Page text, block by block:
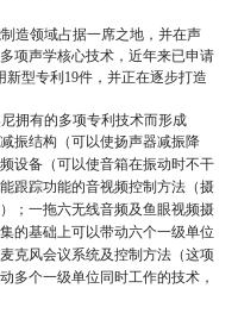
造领域占据一席之地，并在声
项声学核心技术，近年来已申请
型专利19件，并正在逐步打造
拥有的多项专利技术而形成
振结构 （可以使扬声器减振降
设备 （可以使音箱在振动时不干
跟踪功能的音视频控制方法 （摄
； 一拖六无线音频及鱼眼视频摄
的基础上可以带动六个一级单位
克风会议系统及控制方法 （这项
多个一级单位同时工作的技术，